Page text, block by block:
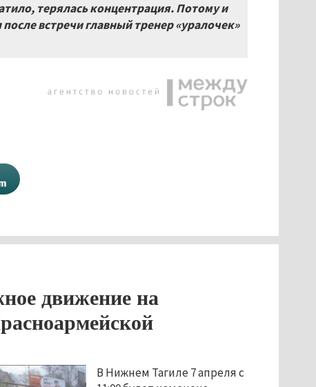
терялась концентрация. Потому и
встречи главный тренер «уралочек»
движение на
В Нижнем Тагиле 7 апреля с